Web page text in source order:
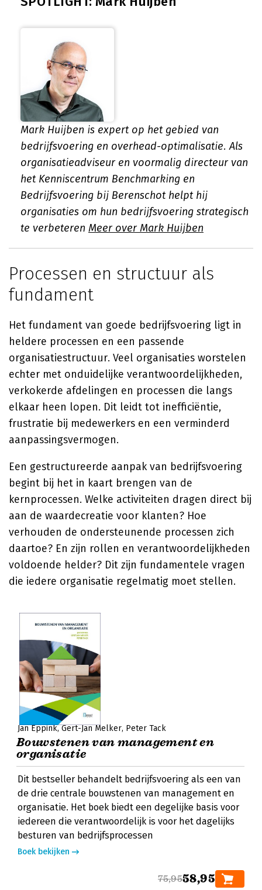
Mark Huijben is expert op het gebied van
bedrijfsvoering en overhead-optimalisatie. Als
organisatieadviseur en voormalig directeur van
het Kenniscentrum Benchmarking en
Bedrijfsvoering bij Berenschot helpt hij
organisaties om hun bedrijfsvoering strategisch
te verbeteren Meer over Mark Huijben
Processen en structuur als
fundament
Het fundament van goede bedrijfsvoering ligt in
heldere processen en een passende
organisatiestructuur. Veel organisaties worstelen
echter met onduidelijke verantwoordelijkheden,
verkokerde afdelingen en processen die langs
elkaar heen lopen. Dit leidt tot inefficiëntie,
frustratie bij medewerkers en een verminderd
aanpassingsvermogen.
Een gestructureerde aanpak van bedrijfsvoering
begint bij het in kaart brengen van de
kernprocessen. Welke activiteiten dragen direct bij
aan de waardecreatie voor klanten? Hoe
verhouden de ondersteunende processen zich
daartoe? En zijn rollen en verantwoordelijkheden
voldoende helder? Dit zijn fundamentele vragen
die iedere organisatie regelmatig moet stellen.
Jan Eppink Gert-Jan Melker Peter Tack
Bouwstenen van management en
organisatie
Dit bestseller behandelt bedrijfsvoering als een van
de drie centrale bouwstenen van management en
organisatie. Het boek biedt een degelijke basis voor
iedereen die verantwoordelijk is voor het dagelijks
besturen van bedrijfsprocessen
Boek bekijken
75,9558,95